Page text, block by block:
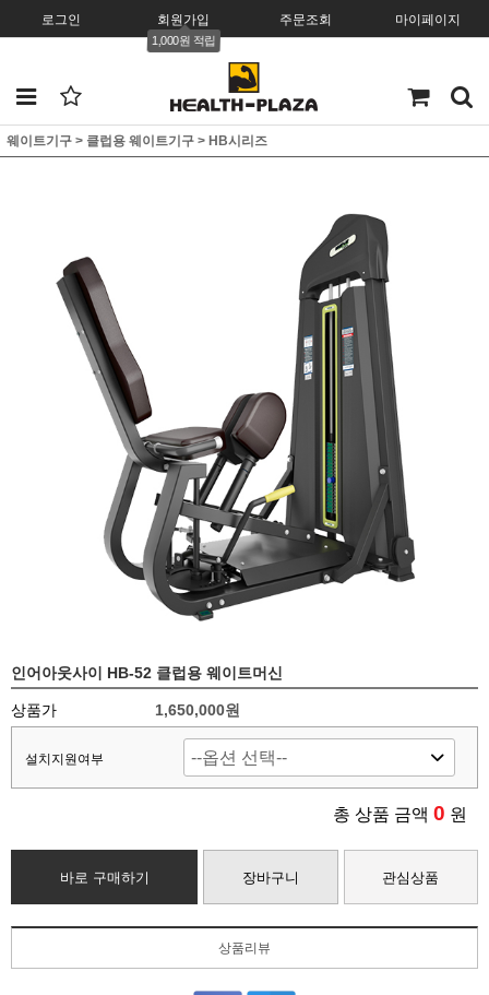
로그인 회원가입
1,000원 적립
주문조회 마이페이지
웨이트기구 > 클럽용 웨이트기구 > HB시리즈
인어아웃사이 HB-52 클럽용 웨이트머신
상품가 1,650,000원
설치지원여부
총 상품 금액 0 원
바로 구매하기 장바구니 관심상품
상품리뷰